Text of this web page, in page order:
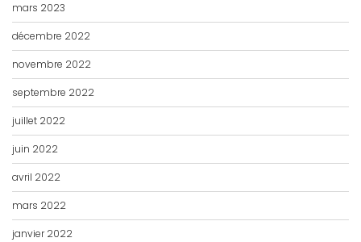
mars 2023
décembre 2022
novembre 2022
septembre 2022
juillet 2022
juin 2022
avril 2022
mars 2022
janvier 2022